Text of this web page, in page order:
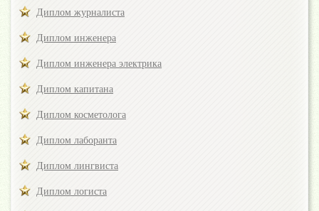
Диплом журналиста
Диплом инженера
Диплом инженера электрика
Диплом капитана
Диплом косметолога
Диплом лаборанта
Диплом лингвиста
Диплом логиста